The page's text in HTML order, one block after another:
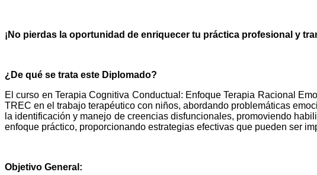
¡No pierdas la oportunidad de enriquecer tu práctica profesional y
¿De qué se trata este Diplomado?
El curso en Terapia Cognitiva Conductual: Enfoque Terapia Racional
TREC en el trabajo terapéutico con niños, abordando problemáticas
la identificación y manejo de creencias disfuncionales, promoviendo
enfoque práctico, proporcionando estrategias efectivas que pueden ser
Objetivo General: